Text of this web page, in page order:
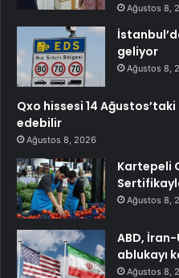
Ağustos 8,
geliyor
Ağustos 8,
Qxo hissesi 14
edebilir
Ağustos 8, 2026
Kartepeli
Ağustos 8,
ABD,
ablukayı
Ağustos 8,